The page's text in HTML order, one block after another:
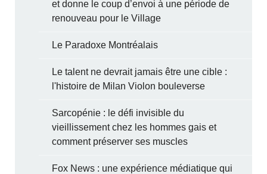
et donne le coup d’envoi à une période de
renouveau pour le Village
Le Paradoxe Montréalais
Le talent ne devrait jamais être une cible :
l'histoire de Milan Violon bouleverse
Sarcopénie : le défi invisible du
vieillissement chez les hommes gais et
comment préserver ses muscles
Fox News : une expérience médiatique qui